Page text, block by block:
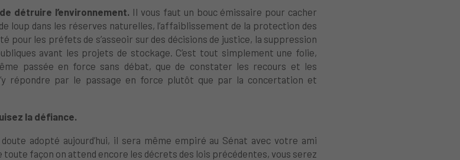
détruire l’environnement. Il vous faut un bouc émissaire pour cacher
loup dans les réserves naturelles, l’affaiblissement de la protection des
pour les préfets de s’asseoir sur des décisions de justice, la suppression
avant les projets de stockage. C’est tout simplement une folie,
passée en force sans débat, que de constater les recours et les
répondre par le passage en force plutôt que par la concertation et
la défiance.
adopté aujourd’hui, il sera même empiré au Sénat avec votre ami
toute façon on attend encore les décrets des lois précédentes, vous serez